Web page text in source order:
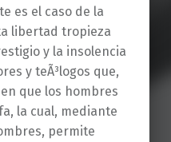
es el caso de la
libertad tropieza
y la insolencia
y teÃ³logos que,
que los hombres
la cual, mediante
permite